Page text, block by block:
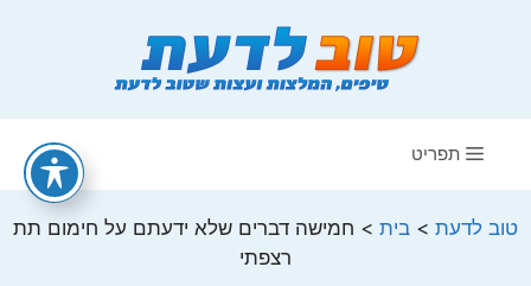
תפריט
טוב לדעת > בית > חמישה דברים שלא ידעתם על חימום תת
רצפתי